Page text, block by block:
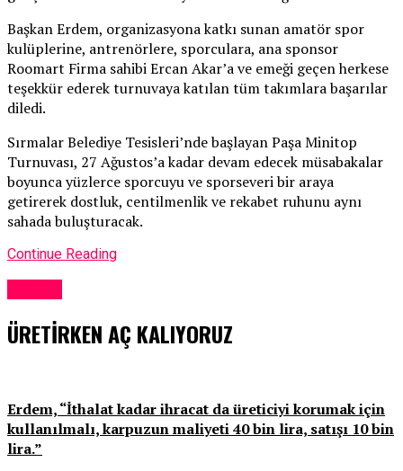
Başkan Erdem, organizasyona katkı sunan amatör spor
kulüplerine, antrenörlere, sporculara, ana sponsor
Roomart Firma sahibi Ercan Akar’a ve emeği geçen herkese
teşekkür ederek turnuvaya katılan tüm takımlara başarılar
diledi.
Sırmalar Belediye Tesisleri’nde başlayan Paşa Minitop
Turnuvası, 27 Ağustos’a kadar devam edecek müsabakalar
boyunca yüzlerce sporcuyu ve sporseveri bir araya
getirerek dostluk, centilmenlik ve rekabet ruhunu aynı
sahada buluşturacak.
Continue Reading
ÜRETİRKEN AÇ KALIYORUZ
Erdem, “İthalat kadar ihracat da üreticiyi korumak için
kullanılmalı, karpuzun maliyeti 40 bin lira, satışı 10 bin
lira.”